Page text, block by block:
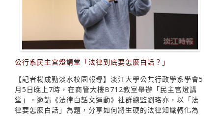
公行系民主宮燈講堂「法律到底要怎麼白話？」
【記者楊成勤淡水校園報導】淡江大學公共行政學系學會5
月5日晚上7時，在商管大樓B712教室舉辦「民主宮燈講
堂」，邀請《法律白話文運動》社群總監劉珞亦，以「法
律要怎麼白話」為題，分享如何將生硬的法律知識轉化為